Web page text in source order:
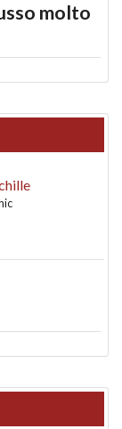
molto